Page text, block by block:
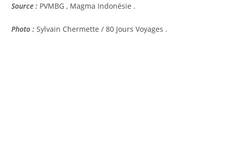
Source : PVMBG , Magma Indonésie .
Photo : Sylvain Chermette / 80 Jours Voyages .